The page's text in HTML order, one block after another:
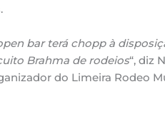
bar terá chopp à
Brahma de rodeios“, diz
do Limeira Rodeo